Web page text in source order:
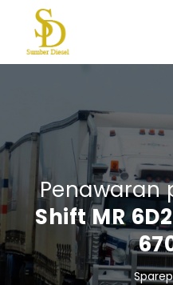
BERANDA
TENTANG KAMI
HUBUNGI KAMI
Penawaran
Shift MR